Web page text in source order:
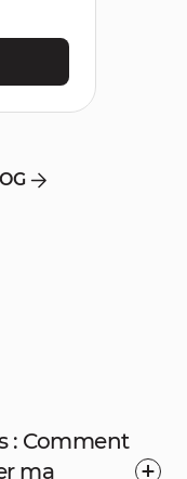
: Comment
ma